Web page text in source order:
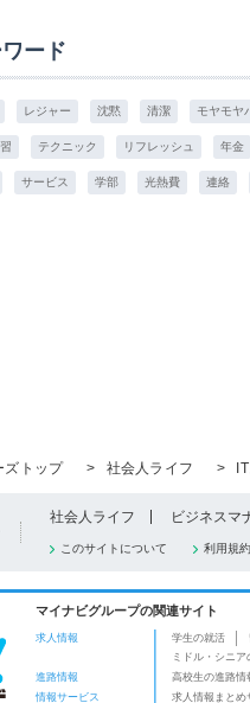
ード
レジャー 沈黙 清潔 モヤモヤ
テクニック リフレッシュ 年金
サービス 学部 光熱費 連絡
ズトップ
> 社会人ライフ >
社会人ライフ ビジネスマ
このサイトについて 利用規約
マイナビグループの関連サイト
求人情報 学生の就活
ミドル・シニア
進路情報
高校生の進路情
情報サービス
求人情報まとめ